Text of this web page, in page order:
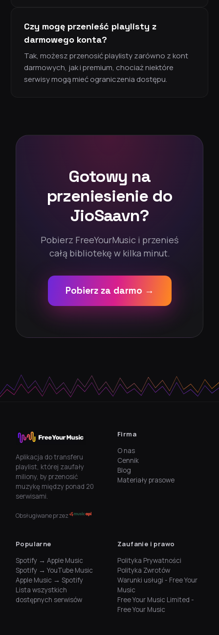
Czy mogę przenieść playlisty z
darmowego konta?
Tak, możesz przenosić playlisty zarówno z kont
darmowych, jak i premium, chociaż niektóre
serwisy mogą mieć ograniczenia dostępu.
Gotowy na
przeniesienie do
JioSaavn?
Pobierz FreeYourMusic i przenieś
całą bibliotekę w kilka minut.
Pobierz za darmo →
Aplikacja do transferu
playlist, której zaufały
miliony, by przenosić
muzykę między ponad 20
serwisami.
Obsługiwane przez
Firma
O nas
Cennik
Blog
Materiały prasowe
Popularne
Spotify → Apple Music
Spotify → YouTube Music
Apple Music → Spotify
Lista wszystkich
dostępnych serwisów
Zaufanie i prawo
Polityka Prywatności
Polityka Zwrotów
Warunki usługi - Free Your
Music
Free Your Music Limited -
Free Your Music